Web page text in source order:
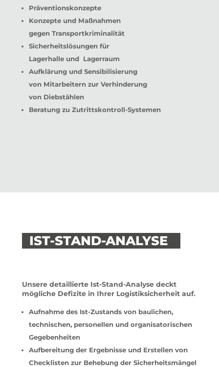
Präventionskonzepte
Konzepte und Maßnahmen
gegen Transportkriminalität
Sicherheitslösungen für
Lagerhalle und Lagerraum
Aufklärung und Sensibilisierung
von Mitarbeitern zur Verhinderung
von Diebstählen
Beratung zu Zutrittskontroll-Systemen
IST-STAND-ANALYSE
Unsere detaillierte Ist-Stand-Analyse deckt
mögliche Defizite in Ihrer Logistiksicherheit auf.
Aufnahme des Ist-Zustands von baulichen,
technischen, personellen und organisatorischen
Gegebenheiten
Aufbereitung der Ergebnisse und Erstellen von
Checklisten zur Behebung der Sicherheitsmängel